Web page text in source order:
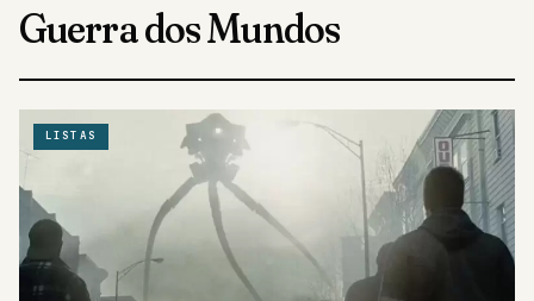
Guerra dos Mundos
LISTAS